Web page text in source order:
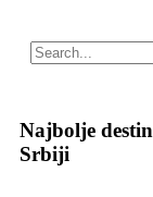
Najbolje
Srbiji